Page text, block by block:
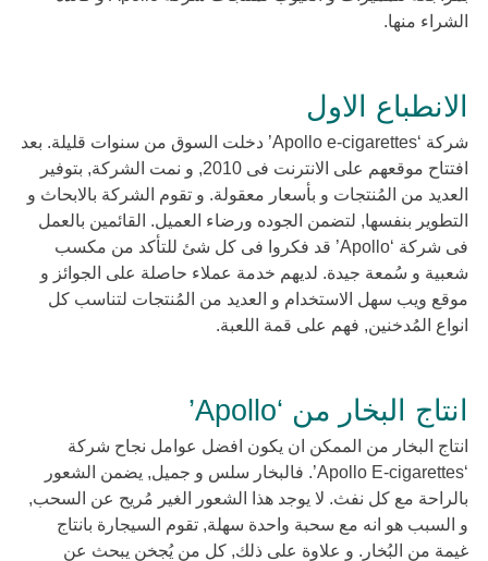
الشراء منها.
الانطباع الاول
شركة ‘Apollo e-cigarettes’ دخلت السوق من سنوات قليلة. بعد
افتتاح موقعهم على الانترنت فى 2010, و نمت الشركة, بتوفير
العديد من المُنتجات و بأسعار معقولة. و تقوم الشركة بالابحاث و
التطوير بنفسها, لتضمن الجوده ورضاء العميل. القائمين بالعمل
فى شركة ‘Apollo’ قد فكروا فى كل شئ للتأكد من مكسب
شعبية و سُمعة جيدة. لديهم خدمة عملاء حاصلة على الجوائز و
موقع ويب سهل الاستخدام و العديد من المُنتجات لتناسب كل
انواع المُدخنين, فهم على قمة اللعبة.
انتاج البخار من ‘Apollo’
انتاج البخار من الممكن ان يكون افضل عوامل نجاح شركة
‘Apollo E-cigarettes’. فالبخار سلس و جميل, يضمن الشعور
بالراحة مع كل نفث. لا يوجد هذا الشعور الغير مُريح عن السحب,
و السبب هو انه مع سحبة واحدة سهلة, تقوم السيجارة بانتاج
غيمة من البُخار. و علاوة على ذلك, كل من يُجخن يبحث عن